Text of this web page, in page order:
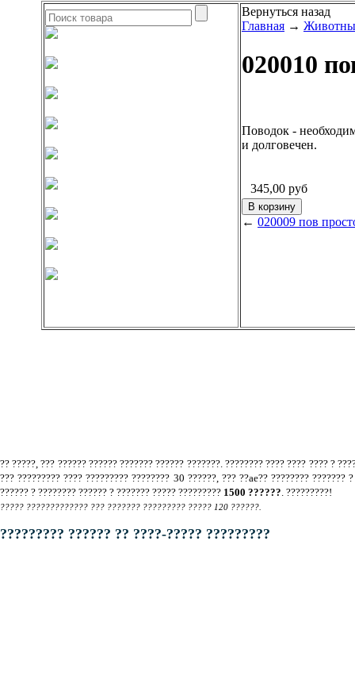
Вернуться назад
Главная →
020010
Поводок -
и долговечен.
345,00 руб
← 020009 пов
?? ?????, ??? ?????? ?????? ??????? ?????? ???????. ???????? ???? ???? ???? ?
??? ????????? ???? ????????? ???????? 30 ??????, ??? ??ae?? ???????? ???????
?????? ? ???????? ?????? ? ??????? ????? ????????? 1500 ??????. ?????????!
????? ????????????? ??? ??????? ????????? ????? 120 ??????.
????????? ?????? ?? ????-????? ?????????